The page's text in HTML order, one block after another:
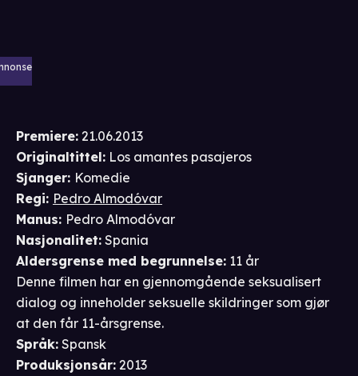
Premiere: 21.06.2013
Originaltittel: Los amantes pasajeros
Sjanger: Komedie
Regi: Pedro Almodóvar
Manus: Pedro Almodóvar
Nasjonalitet: Spania
Aldersgrense med begrunnelse: 11 år
Denne filmen har en gjennomgående seksualisert
dialog og inneholder seksuelle skildringer som gjør
at den får 11-årsgrense.
Språk: Spansk
Produksjonsår: 2013